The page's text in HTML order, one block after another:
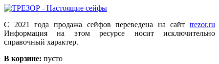
С 2021 года продажа сейфов переведена на сайт trezor.ru
Информация на этом ресурсе носит исключительно
справочный характер.
В корзине: пусто